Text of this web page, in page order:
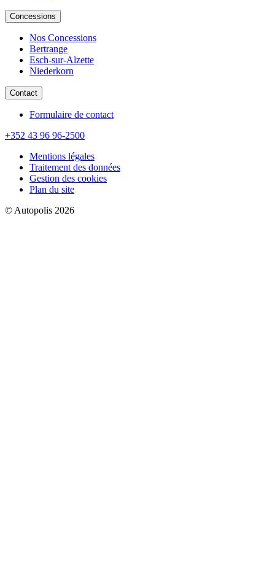
Concessions
Nos Concessions
Bertrange
Esch-sur-Alzette
Niederkorn
Contact
Formulaire de contact
+352 43 96 96-2500
Mentions légales
Traitement des données
Gestion des cookies
Plan du site
© Autopolis 2026